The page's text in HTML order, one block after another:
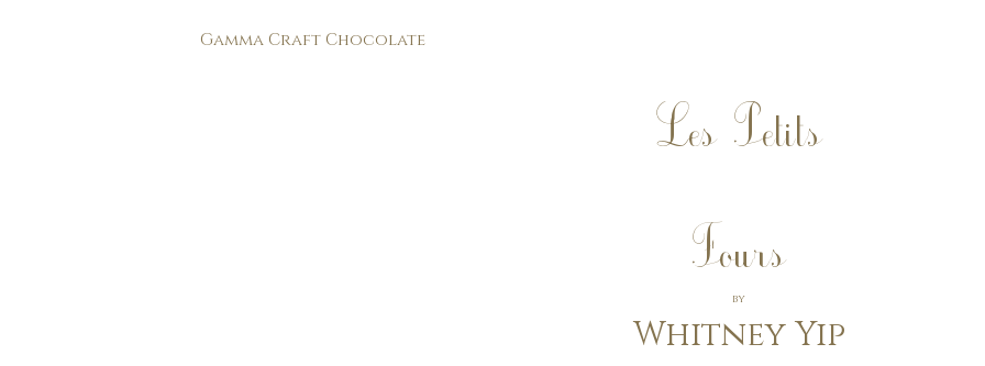
​Gamma Craft Chocolate
Les Petits
Fours
by
Whitney Yip